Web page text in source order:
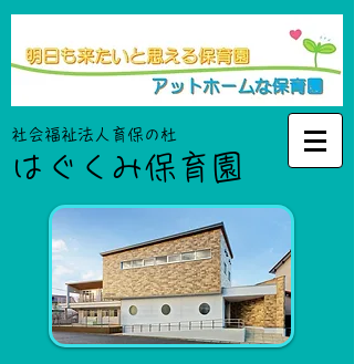
はぐくみ保育園
社会福祉法人育保の杜